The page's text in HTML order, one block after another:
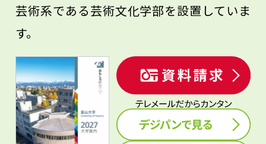
芸術系である芸術文化学部を設置していま
す。